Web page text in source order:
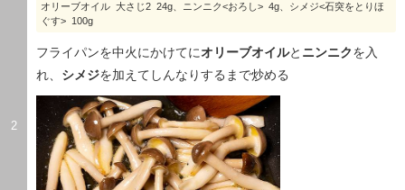
2
オリーブオイル 大さじ2 24g、ニンニク<おろし> 4g、シメジ<石突をとりほ
ぐす> 100g
フライパンを中火にかけてにオリーブオイルと ニンニクを入
れ、 シメジを加えてしんなりするまで炒める